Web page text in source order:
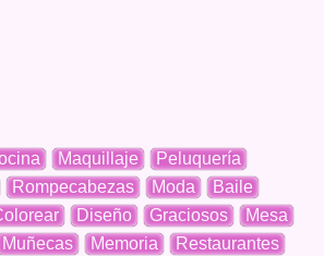
Maquillaje
Peluquería
Rompecabezas Moda
Baile
Diseño Graciosos
Mesa
Muñecas Memoria
Restaurantes